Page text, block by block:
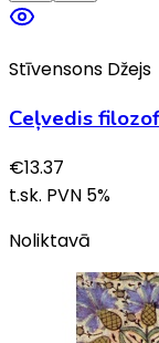
Stīvensons Džejs
Ceļvedis
€13.37
t.sk. PVN 5%
Noliktavā